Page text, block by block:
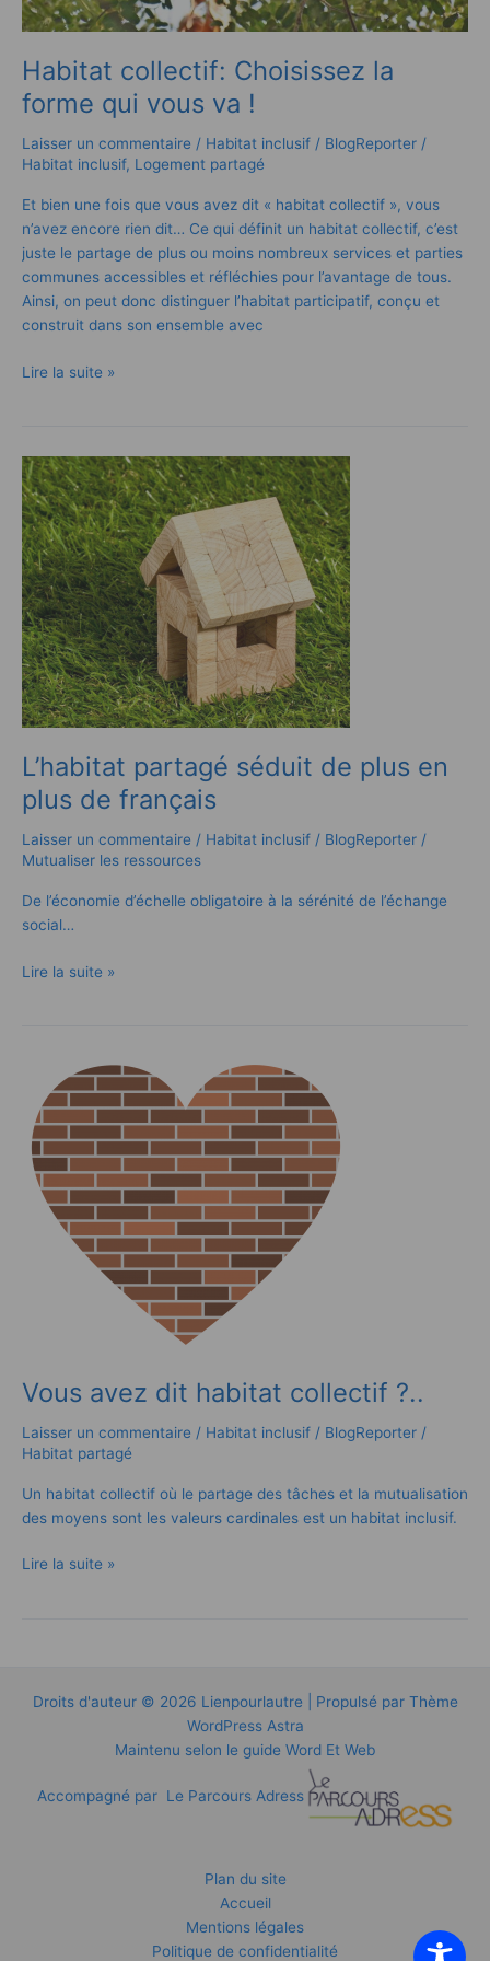
Habitat collectif: Choisissez la
forme qui vous va !
Laisser un commentaire / Habitat inclusif / BlogReporter /
Habitat inclusif, Logement partagé
Et bien une fois que vous avez dit « habitat collectif », vous
n’avez encore rien dit… Ce qui définit un habitat collectif, c’est
juste le partage de plus ou moins nombreux services et parties
communes accessibles et réfléchies pour l’avantage de tous.
Ainsi, on peut donc distinguer l’habitat participatif, conçu et
construit dans son ensemble avec
Lire la suite »
L’habitat partagé séduit de plus en
plus de français
Laisser un commentaire / Habitat inclusif / BlogReporter /
Mutualiser les ressources
De l’économie d’échelle obligatoire à la sérénité de l’échange
social…
L’habitat
partagé
séduit
de
plus
en
plus
de
français
Lire la suite »
Vous avez dit habitat collectif ?..
Laisser un commentaire / Habitat inclusif / BlogReporter /
Habitat partagé
Un habitat collectif où le partage des tâches et la mutualisation
des moyens sont les valeurs cardinales est un habitat inclusif.
avez
dit
habitat
collectif
Lire la suite »
Droits d'auteur © 2026 Lienpourlautre | Propulsé par Thème
WordPress Astra
Maintenu selon le guide Word Et Web
Accompagné par Le Parcours Adress
Plan du site
Accueil
Mentions légales
Politique de confidentialité